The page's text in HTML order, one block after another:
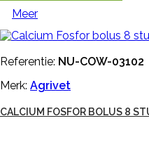
Meer
Referentie: NU-COW-03102
Merk: Agrivet
CALCIUM FOSFOR BOLUS 8